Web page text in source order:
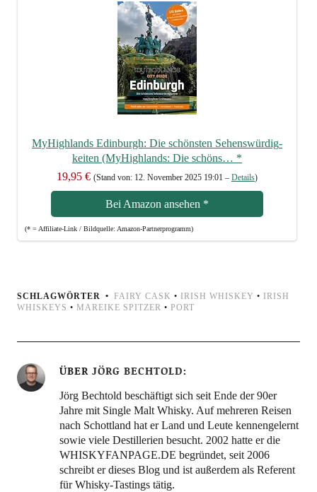
MyHigh­lands Edin­burgh: Die schöns­ten Sehens­wür­dig­
kei­ten (MyHigh­lands: Die schöns… *
19,95 € (Stand von: 12. Novem­ber 2025 19:01 – Details)
Bei Ama­zon anse­hen *
(* = Affi­lia­te-Link / Bild­quel­le: Amazon-Partnerprogramm)
SCHLAGWÖRTER FAIRY CASK • IRISH WHISKEY •
IRISH
WHISKEYS • MAREIKE SPITZER • PORT
ÜBER JÖRG BECHTOLD
Jörg Bechtold beschäftigt sich seit Ende der 90er
Jahre mit Single Malt Whisky. Auf mehreren Reisen
nach Schottland hat er Land und Leute kennengelernt
sowie viele Destillerien besucht. 2002 hatte er die
WHISKYFANPAGE.DE begründet, seit 2006
schreibt er dieses Blog und ist außerdem als Referent
für Whisky-Tastings tätig.